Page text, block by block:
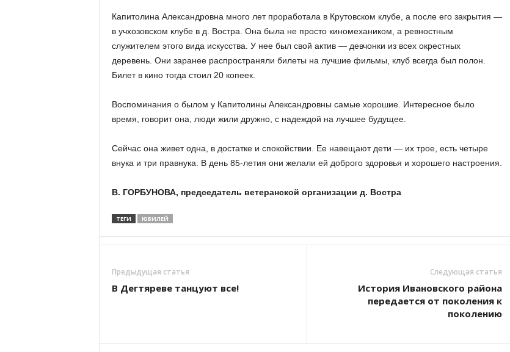
Капитолина Александровна много лет проработала в Крутовском клубе, а после его закрытия —
в учхозовском клубе в д. Востра. Она была не просто киномехаником, а ревностным
служителем этого вида искусства. У нее был свой актив — девчонки из всех окрестных
деревень. Они заранее распространяли билеты на лучшие фильмы, клуб всегда был полон.
Билет в кино тогда стоил 20 копеек.
Воспоминания о былом у Капитолины Александровны самые хорошие. Интересное было
время, говорит она, люди жили дружно, с надеждой на лучшее будущее.
Сейчас она живет одна, в достатке и спокойствии. Ее навещают дети — их трое, есть четыре
внука и три правнука. В день 85-летия они желали ей доброго здоровья и хорошего настроения.
В. ГОРБУНОВА, председатель ветеранской организации д. Востра
ТЕГИ ЮБИЛЕЙ
Предыдущая статья
В Дегтяреве танцуют все!
Следующая статья
История Ивановского района
передается от поколения к
поколению